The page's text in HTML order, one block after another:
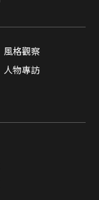
風格觀察
人物專訪